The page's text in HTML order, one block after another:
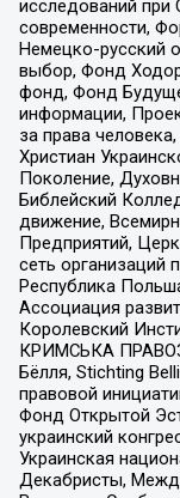
исследований при
современности,
Немецко-русский
выбор, Фонд
фонд, Фонд
информации,
за права
Христиан
Поколение,
Библейский
движение,
Предприятий,
сеть
Республика
Ассоциация
Королевский
КРИМСЬКА
Бёлля, Stichting
правовой
Фонд Открытой
украинский
Украинская
Декабристы,